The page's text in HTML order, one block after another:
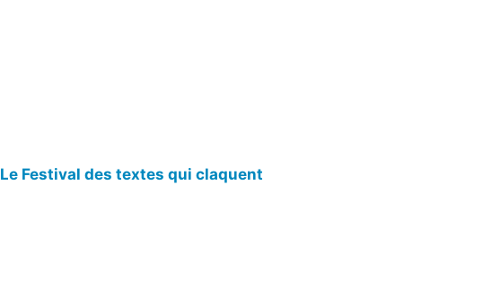
Le Festival des textes qui claquent